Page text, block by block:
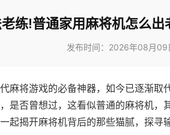
练!普通家用麻将机怎么
发布时间：2026年08月09
麻将游戏的必备神器，如今已逐渐取
是否曾想过，这看似普通的麻将机，
起揭开麻将机背后的那些猫腻，探寻